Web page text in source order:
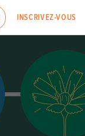
INSCRIVEZ-VOUS